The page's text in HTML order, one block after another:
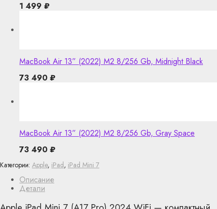
Описание
Детали
Категории: Apple, iPad, iPad Mini 7
1 499 ₽
MacBook Air 13” (2022) M2 8/256 Gb, Midnight Black
73 490 ₽
MacBook Air 13” (2022) M2 8/256 Gb, Gray Space
73 490 ₽